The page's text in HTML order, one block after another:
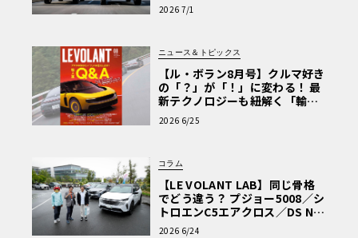
極的アプローチ」
2026 7/1
ニュース＆トピックス
【ル・ボラン8月号】クルマ好き
の「？」が「！」に変わる！ 最
新テクノロジーも紐解く「輸入
車Q&A」
2026 6/25
コラム
【LE VOLANT LAB】同じ骨格
でどう違う？ プジョー5008／シ
トロエンC5エアクロス／DS Nº4
読者一気乗りレポート
2026 6/24